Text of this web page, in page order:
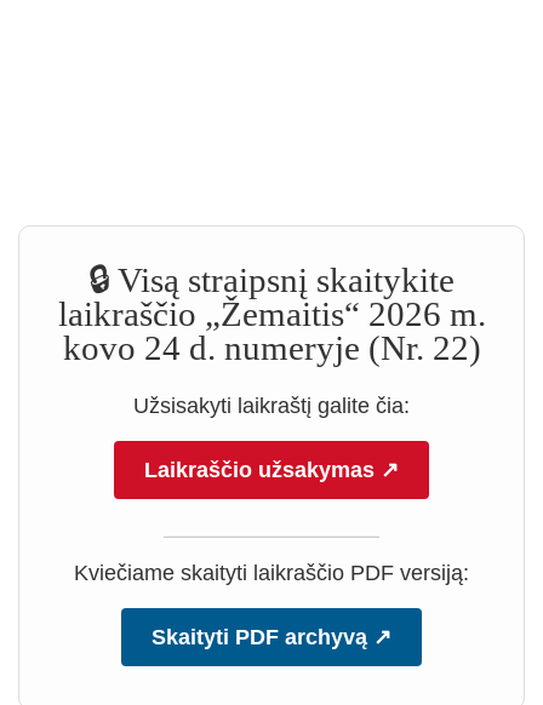
🔒 Visą straipsnį skaitykite
laikraščio „Žemaitis“ 2026 m.
kovo 24 d. numeryje (Nr. 22)
Užsisakyti laikraštį galite čia:
Laikraščio užsakymas ↗
Kviečiame skaityti laikraščio PDF versiją:
Skaityti PDF archyvą ↗